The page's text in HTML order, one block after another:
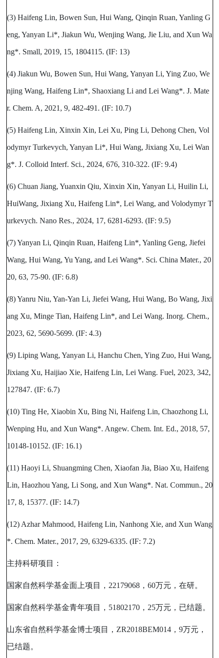
(3) Haifeng Lin, Bowen Sun, Hui Wang, Qinqin Ruan, Yanling G
eng, Yanyan Li*, Jiakun Wu, Wenjing Wang, Jie Liu, and Xun Wa
ng*. Small, 2019, 15, 1804115. (IF: 13)
(4) Jiakun Wu, Bowen Sun, Hui Wang, Yanyan Li, Ying Zuo, We
njing Wang, Haifeng Lin*, Shaoxiang Li and Lei Wang*. J. Mate
r. Chem. A, 2021, 9, 482-491. (IF: 10.7)
(5) Haifeng Lin, Xinxin Xin, Lei Xu, Ping Li, Dehong Chen, Vol
odymyr Turkevych, Yanyan Li*, Hui Wang, Jixiang Xu, Lei Wan
g*. J. Colloid Interf. Sci., 2024, 676, 310-322. (IF: 9.4)
(6) Chuan Jiang, Yuanxin Qiu, Xinxin Xin, Yanyan Li, Huilin Li,
HuiWang, Jixiang Xu, Haifeng Lin*, Lei Wang, and Volodymyr T
urkevych. Nano Res., 2024, 17, 6281-6293. (IF: 9.5)
(7) Yanyan Li, Qinqin Ruan, Haifeng Lin*, Yanling Geng, Jiefei
Wang, Hui Wang, Yu Yang, and Lei Wang*. Sci. China Mater., 20
20, 63, 75-90. (IF: 6.8)
(8) Yanru Niu, Yan-Yan Li, Jiefei Wang, Hui Wang, Bo Wang, Jixi
ang Xu, Minge Tian, Haifeng Lin*, and Lei Wang. Inorg. Chem.,
2023, 62, 5690-5699. (IF: 4.3)
(9) Liping Wang, Yanyan Li, Hanchu Chen, Ying Zuo, Hui Wang,
Jixiang Xu, Haijiao Xie, Haifeng Lin, Lei Wang. Fuel, 2023, 342,
127847. (IF: 6.7)
(10) Ting He, Xiaobin Xu, Bing Ni, Haifeng Lin, Chaozhong Li,
Wenping Hu, and Xun Wang*. Angew. Chem. Int. Ed., 2018, 57,
10148-10152. (IF: 16.1)
(11) Haoyi Li, Shuangming Chen, Xiaofan Jia, Biao Xu, Haifeng
Lin, Haozhou Yang, Li Song, and Xun Wang*. Nat. Commun., 20
17, 8, 15377. (IF: 14.7)
(12) Azhar Mahmood, Haifeng Lin, Nanhong Xie, and Xun Wang
*. Chem. Mater., 2017, 29, 6329-6335. (IF: 7.2)
主持科研项目：
国家自然科学基金面上项目， 22179068， 60万元，在研。
国家自然科学基金青年项目， 51802170， 25万元，已结题。
山东省自然科学基金博士项目， ZR2018BEM014， 9万元，
已结题。